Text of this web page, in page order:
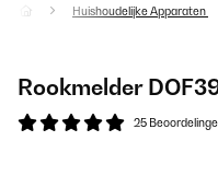
Huishoudelijke Apparaten
Rookmelder
25